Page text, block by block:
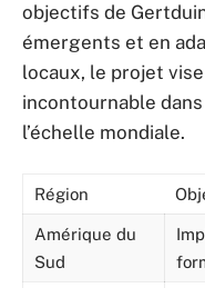
objectifs de
émergents et en
locaux, le projet
incontournable
l’échelle mondiale.
Région
Amérique du
Sud